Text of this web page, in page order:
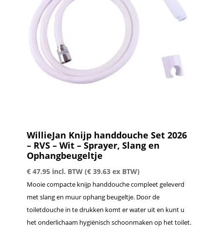
WillieJan Knijp handdouche Set 2026
– RVS – Wit – Sprayer, Slang en
Ophangbeugeltje
€47.95 incl. BTW (€39.63ex BTW)
Mooie compacte knijp handdouche compleet geleverd
met slang en muur ophang beugeltje. Door de
toiletdouche in te drukken komt er water uit en kunt u
het onderlichaam hygiënisch schoonmaken op het toilet.